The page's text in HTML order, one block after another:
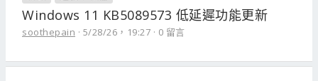
Windows 11 KB5089573 低延遲功能更新
soothepain 5/28/26，19:27 0 留言